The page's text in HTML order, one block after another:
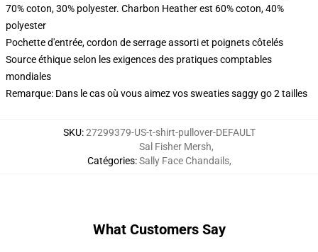
70% coton, 30% polyester. Charbon Heather est 60% coton, 40%
polyester
Pochette d'entrée, cordon de serrage assorti et poignets côtelés
Source éthique selon les exigences des pratiques comptables
mondiales
Remarque: Dans le cas où vous aimez vos sweaties saggy go 2 tailles
SKU:27299379-US-t-shirt-pullover-DEFAULT
Catégories:
Sal Fisher Mersh,
Sally Face Chandails,
What Customers Say